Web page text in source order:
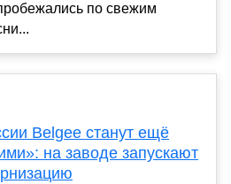
по свежим
Belgee станут ещё
на заводе запускают